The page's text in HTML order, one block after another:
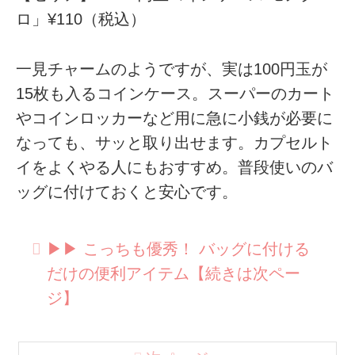
ロ」¥110（税込）
一見チャームのようですが、実は100円玉が
15枚も入るコインケース。スーパーのカート
やコインロッカーなど用に急に小銭が必要に
なっても、サッと取り出せます。カプセルト
イをよくやる人にもおすすめ。普段使いのバ
ッグに付けておくと安心です。
▶︎▶︎ こっちも優秀！ バッグに付ける
だけの便利アイテム【続きは次ペー
ジ】